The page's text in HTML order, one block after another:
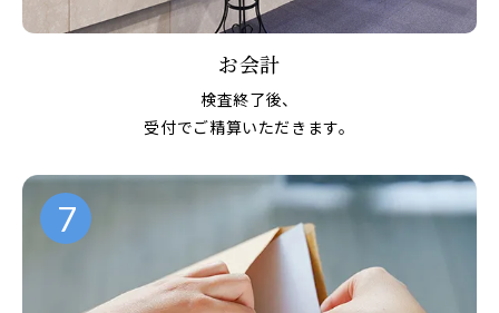
お会計
検査終了後、
受付でご精算いただきます。
7